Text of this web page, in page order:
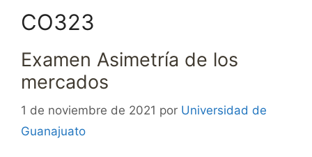
CO323
Examen Asimetría de los
mercados
1 de noviembre de 2021 por Universidad de
Guanajuato